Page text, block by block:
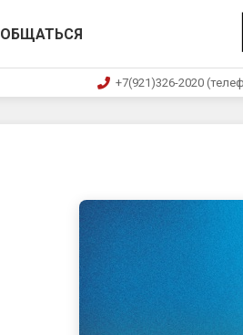
ОБЩАТЬСЯ
+7(921)326-2020